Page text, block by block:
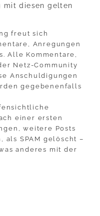
mit diesen gelten
freut sich
Anregungen
Alle Kommentare,
Netz-Community
Anschuldigungen
gegebenenfalls
einer ersten
weitere Posts
als SPAM gelöscht –
anderes mit der